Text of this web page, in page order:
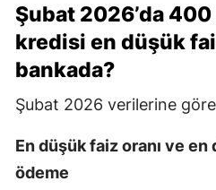
Şubat 2026’da
kredisi en düşük
bankada?
Şubat 2026 verilerine
En düşük faiz oranı ve
ödeme